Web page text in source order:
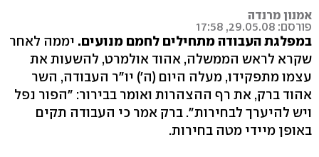
אמנון מרנדה
פורסם: 29.05.08, 17:58
במפלגת העבודה מתחילים לחמם מנועים. יממה לאחר
שקרא לראש הממשלה, אהוד אולמרט, להשעות את
עצמו מתפקידו, מעלה היום (ה') יו"ר העבודה, השר
אהוד ברק, את רף ההצהרות ואומר בבירור: "הפור נפל
ויש להיערך לבחירות". ברק אמר כי העבודה תקים
באופן מיידי מטה בחירות.